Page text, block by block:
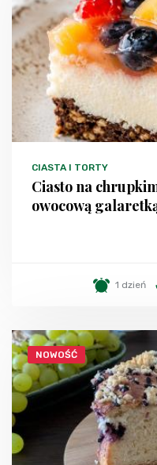
CIASTA I TORTY
Ciasto na
owocową
1 dzień
NOWOŚĆ